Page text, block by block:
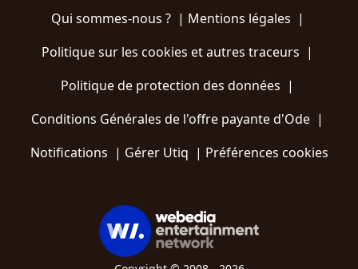
Qui sommes-nous ?| Mentions légales |
Politique sur les cookies et autres traceurs |
Politique de protection des données |
Conditions Générales de l'offre payante d'Ode |
Notifications | Gérer Utiq | Préférences cookies